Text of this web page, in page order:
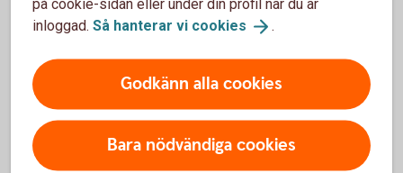
Familjedag i Sysslebäck
Prova på aktiviteter, bokstavsjakt, dj och hoppbord
vid GA-hallen i Sysslebäck.
Mer om
på cookie-sidan eller under din profil när du är
inloggad. Så hanterar vi cookies .
Godkänn alla cookies
Bara nödvändiga cookies